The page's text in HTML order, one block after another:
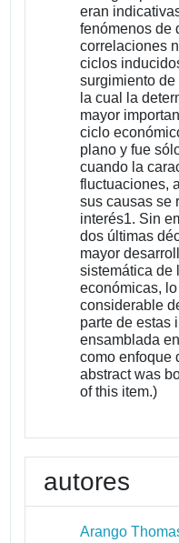
eran
fenómenos de
correlaciones
ciclos
surgimiento
la cual la
mayor
ciclo
plano y fue
cuando la
fluctuaciones,
sus causas se
interés1. Sin
dos últimas
mayor
sistemática de
económicas,
considerable
parte de estas
ensamblada
como enfoque
abstract was
of this item.)
autores
Arango